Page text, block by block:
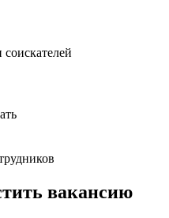
вакансию